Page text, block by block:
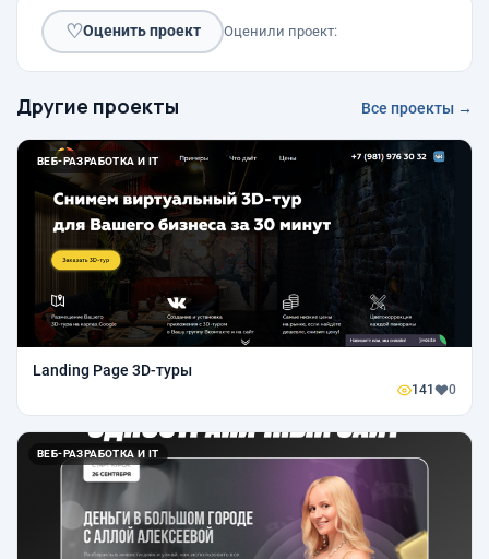
♡Оценить проект Оценили проект:
Другие проекты Все проекты →
ВЕБ-РАЗРАБОТКА И IT
Landing Page 3D-туры
141 0
ВЕБ-РАЗРАБОТКА И IT